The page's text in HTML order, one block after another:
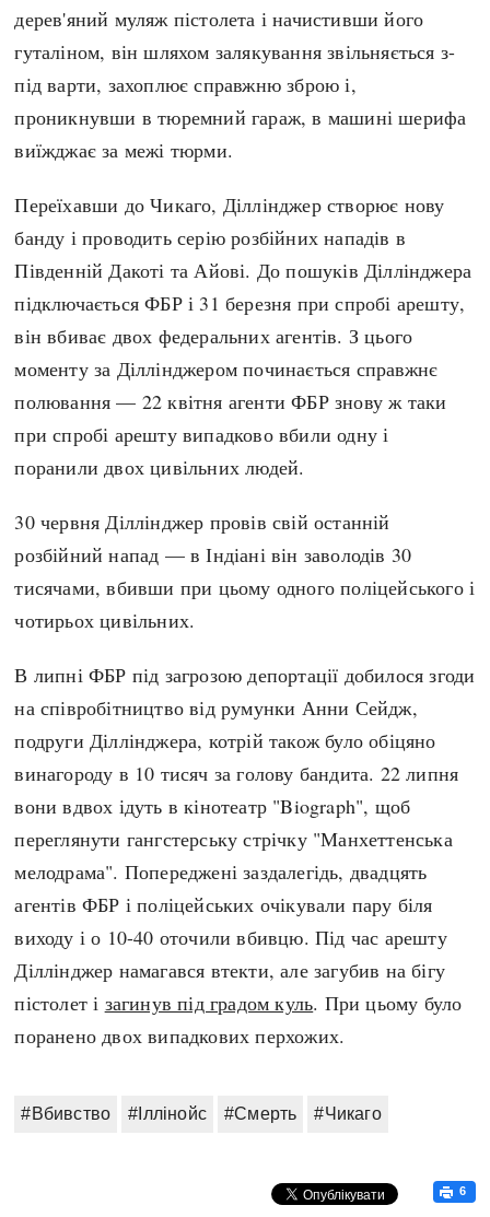
дерев'яний муляж пістолета і начистивши його
гуталіном, він шляхом залякування звільняється з-
під варти, захоплює справжню зброю і,
проникнувши в тюремний гараж, в машині шерифа
виїжджає за межі тюрми.
Переїхавши до Чикаго, Діллінджер створює нову
банду і проводить серію розбійних нападів в
Південній Дакоті та Айові. До пошуків Діллінджера
підключається ФБР і 31 березня при спробі арешту,
він вбиває двох федеральних агентів. З цього
моменту за Діллінджером починається справжнє
полювання — 22 квітня агенти ФБР знову ж таки
при спробі арешту випадково вбили одну і
поранили двох цивільних людей.
30 червня Діллінджер провів свій останній
розбійний напад — в Індіані він заволодів 30
тисячами, вбивши при цьому одного поліцейського і
чотирьох цивільних.
В липні ФБР під загрозою депортації добилося згоди
на співробітництво від румунки Анни Сейдж,
подруги Діллінджера, котрій також було обіцяно
винагороду в 10 тисяч за голову бандита. 22 липня
вони вдвох ідуть в кінотеатр "Biograph", щоб
переглянути гангстерську стрічку "Манхеттенська
мелодрама". Попереджені заздалегідь, двадцять
агентів ФБР і поліцейських очікували пару біля
виходу і о 10-40 оточили вбивцю. Під час арешту
Діллінджер намагався втекти, але загубив на бігу
пістолет і загинув під градом куль. При цьому було
поранено двох випадкових перхожих.
#Вбивство #Іллінойс #Смерть #Чикаго
6